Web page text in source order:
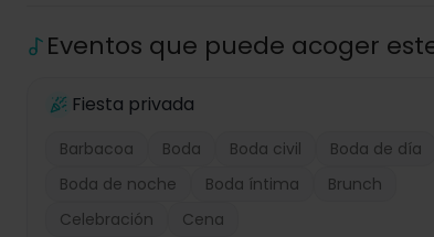
Eventos que puede acoger
Fiesta privada
Barbacoa Boda Boda civil
Boda de día
Boda de noche
Boda íntima
Brunch
Celebración
Cena